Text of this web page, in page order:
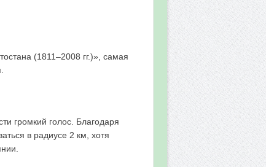
(1811–2008 гг.)», самая
громкий голос. Благодаря
в радиусе 2 км, хотя